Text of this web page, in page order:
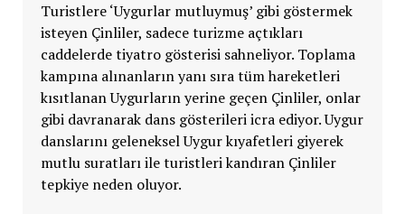
Turistlere ‘Uygurlar mutluymuş’ gibi göstermek
isteyen Çinliler, sadece turizme açtıkları
caddelerde tiyatro gösterisi sahneliyor. Toplama
kampına alınanların yanı sıra tüm hareketleri
kısıtlanan Uygurların yerine geçen Çinliler, onlar
gibi davranarak dans gösterileri icra ediyor. Uygur
danslarını geleneksel Uygur kıyafetleri giyerek
mutlu suratları ile turistleri kandıran Çinliler
tepkiye neden oluyor.